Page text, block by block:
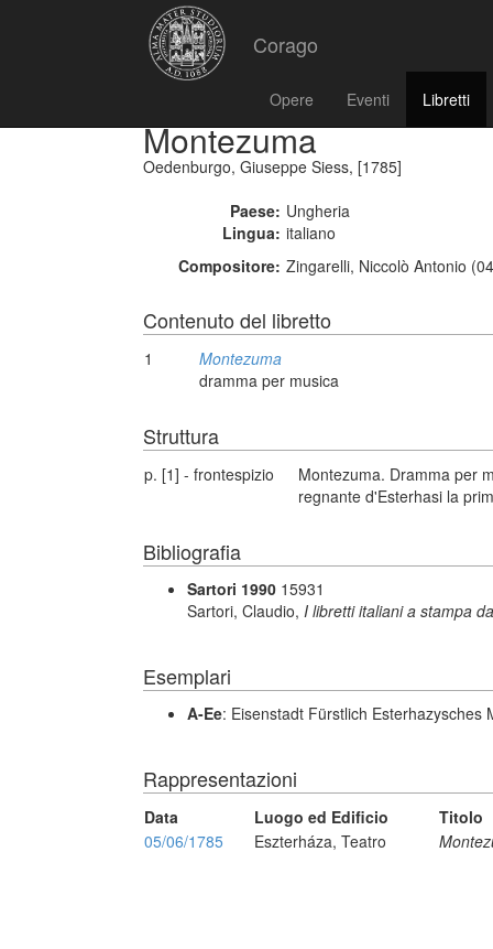
Corago
Opere Eventi Libretti
Montezuma
Oedenburgo, Giuseppe Siess, [1785]
Paese: Ungheria
Lingua: italiano
Compositore: Zingarelli, Niccolò Antonio
Contenuto del libretto
1
Montezuma
dramma per musica
Struttura
p. [1] - frontespizio
Montezuma. Dramma per
regnante d'Esterhasi la
Bibliografia
Sartori 1990 15931
Sartori, Claudio, I libretti italiani a stampa
Esemplari
A-Ee: Eisenstadt Fürstlich Esterhazysches
Rappresentazioni
Data Luogo ed Edificio
Titolo
05/06/1785
Eszterháza, Teatro